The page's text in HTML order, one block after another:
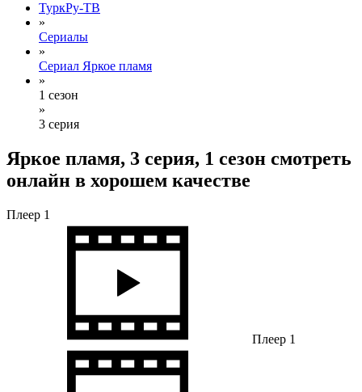
ТуркРу-ТВ
»
Сериалы
»
Сериал Яркое пламя
»
1 сезон
»
3 серия
Яркое пламя, 3 серия, 1 сезон смотреть
онлайн в хорошем качестве
Плеер 1
Плеер 1